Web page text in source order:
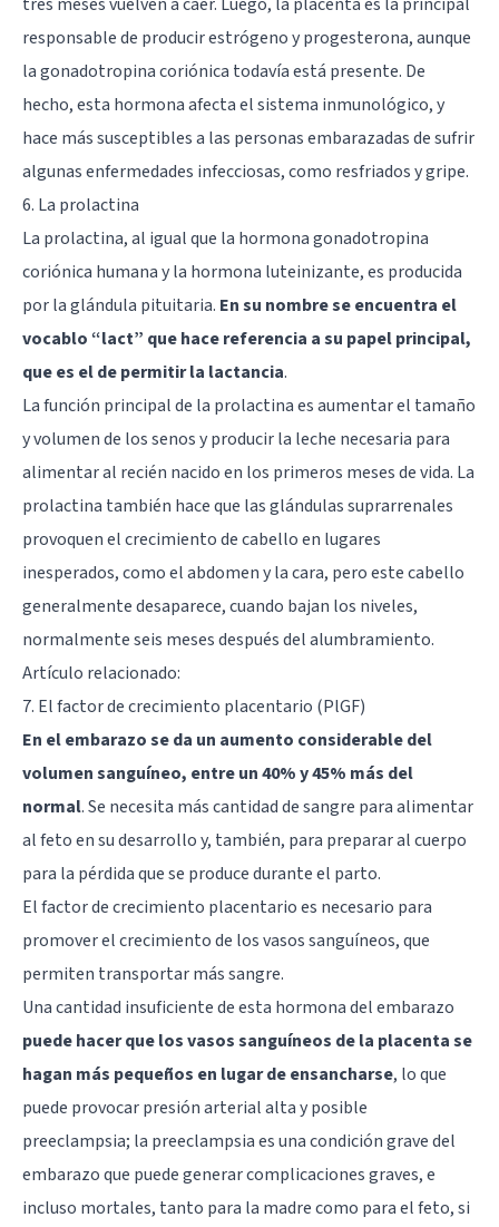
responsable de producir estrógeno y progesterona, aunque
la gonadotropina coriónica todavía está presente. De
hecho, esta hormona afecta el sistema inmunológico, y
hace más susceptibles a las personas embarazadas de sufrir
algunas enfermedades infecciosas, como resfriados y gripe.
6. La prolactina
La prolactina, al igual que la hormona gonadotropina
coriónica humana y la hormona luteinizante, es producida
por la glándula pituitaria. En su nombre se encuentra el
vocablo “lact” que hace referencia a su papel principal,
que es el de permitir la lactancia.
La función principal de la prolactina es aumentar el tamaño
y volumen de los senos y producir la leche necesaria para
alimentar al recién nacido en los primeros meses de vida. La
prolactina también hace que las glándulas suprarrenales
provoquen el crecimiento de cabello en lugares
inesperados, como el abdomen y la cara, pero este cabello
generalmente desaparece, cuando bajan los niveles,
normalmente seis meses después del alumbramiento.
Artículo relacionado:
7. El factor de crecimiento placentario (PlGF)
En el embarazo se da un aumento considerable del
volumen sanguíneo, entre un 40% y 45% más del
normal. Se necesita más cantidad de sangre para alimentar
al feto en su desarrollo y, también, para preparar al cuerpo
para la pérdida que se produce durante el parto.
El factor de crecimiento placentario es necesario para
promover el crecimiento de los vasos sanguíneos, que
permiten transportar más sangre.
Una cantidad insuficiente de esta hormona del embarazo
puede hacer que los vasos sanguíneos de la placenta se
hagan más pequeños en lugar de ensancharse, lo que
puede provocar presión arterial alta y posible
preeclampsia; la preeclampsia es una condición grave del
embarazo que puede generar complicaciones graves, e
incluso mortales, tanto para la madre como para el feto, si